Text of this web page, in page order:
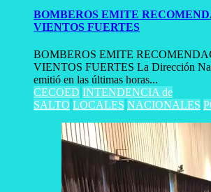
BOMBEROS EMITE
VIENTOS FUERTES
BOMBEROS EMITE
VIENTOS FUERTES La Dirección
emitió en las últimas horas...
CECOED INTENDENCIA de
SALTO LOCALES NACIONALES